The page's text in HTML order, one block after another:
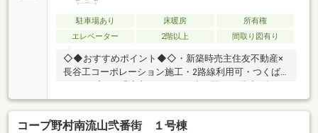
東×南西角部屋につき陽当たり眺望良好・86.44m2・
4LDK角部屋
駐車場あり 床暖房
所有権
エレベーター
2階以上 間取り図有り
◇◆おすすめポイント◆◇・新築時売主住友不動産×
長谷工コーポレーション施工・2路線利用可・つくば
東武アーバンパークライン「流山おおたかの森」駅ま
で徒歩3分・平置＆自走式駐車場（附置率100％）・専
有面積：70.35㎡（21.28坪）の3LDK・ウォークインク
コープ野村南流山弐番街 １号棟